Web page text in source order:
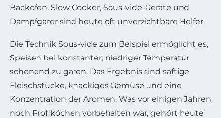
Backofen, Slow Cooker, Sous-vide-Geräte und
Dampfgarer sind heute oft unverzichtbare Helfer.
Die Technik Sous-vide zum Beispiel ermöglicht es,
Speisen bei konstanter, niedriger Temperatur
schonend zu garen. Das Ergebnis sind saftige
Fleischstücke, knackiges Gemüse und eine
Konzentration der Aromen. Was vor einigen Jahren
noch Profiköchen vorbehalten war, gehört heute